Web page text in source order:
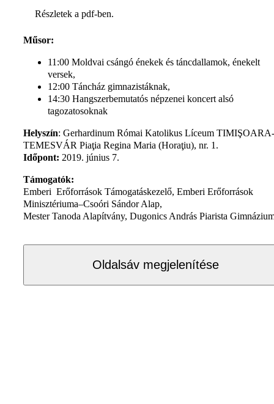
Részletek a pdf-ben.
Műsor:
11:00 Moldvai csángó énekek és táncdallamok, énekelt
versek,
12:00 Táncház gimnazistáknak,
14:30 Hangszerbemutatós népzenei koncert alsó
tagozatosoknak
Helyszín: Gerhardinum Római Katolikus Líceum TIMIŞOARA-
TEMESVÁR Piaţia Regina Maria (Horaţiu), nr. 1.
Időpont: 2019. június 7.
Támogatók:
Emberi Erőforrások Támogatáskezelő, Emberi Erőforrások
Minisztériuma–Csoóri Sándor Alap,
Mester Tanoda Alapítvány, Dugonics András Piarista
Oldalsáv megjelenítése